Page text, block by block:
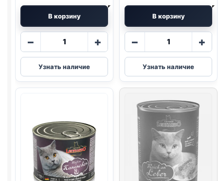
В корзину
−
Количество
Леонардо
Leonardo
консервы
котят)
+
Узнать наличие
В корзину
−
Количество
Леонардо
Leonardo
консервы
г,
Курица)
+
Узнать наличие